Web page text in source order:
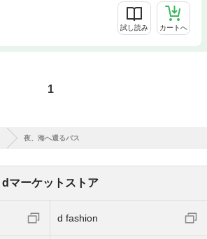
試し読み カートへ
1
夜、海へ還るバス
dマーケットストア
d fashion